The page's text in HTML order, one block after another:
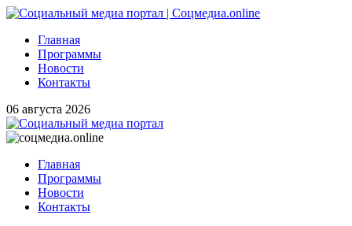
Главная
Программы
Новости
Контакты
06 августа 2026
Главная
Программы
Новости
Контакты